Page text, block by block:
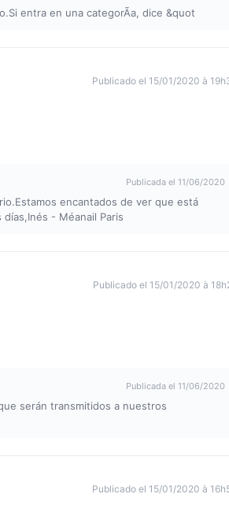
entra en una categorÃa, dice &quot
Publicado el 15/01/2020 à
Publicada el 11/06/2020
encantados de ver que está
- Méanail Paris
Publicado el 15/01/2020 à
Publicada el 11/06/2020
serán transmitidos a nuestros
Publicado el 15/01/2020 à